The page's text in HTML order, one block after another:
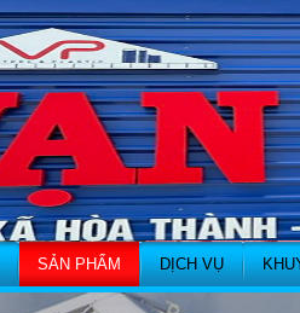
SẢN PHẨM DỊCH VỤ